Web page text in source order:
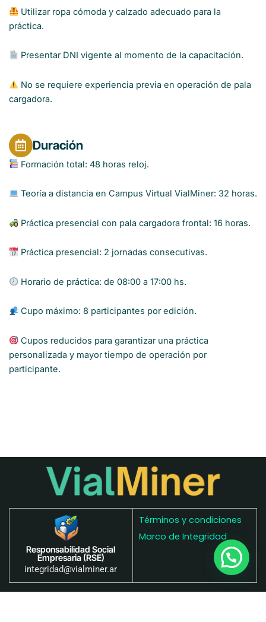
Utilizar ropa cómoda y calzado adecuado para la
práctica.
Presentar DNI vigente al momento de la capacitación.
No se requiere experiencia previa en operación de pala
cargadora.
Duración
Formación total: 48 horas reloj.
Teoría a distancia en Campus Virtual VialMiner: 32 horas.
Práctica presencial con pala cargadora frontal: 16 horas.
Práctica presencial: 2 jornadas consecutivas.
Horario de práctica: de 08:00 a 17:00 hs.
Cupo máximo: 8 participantes por edición.
Cupos reducidos para garantizar una práctica
personalizada y mayor tiempo de operación por
participante.
Responsabilidad Social
Empresaria (RSE)
integridad@vialminer.ar
Términos y condiciones
Marco de Integridad